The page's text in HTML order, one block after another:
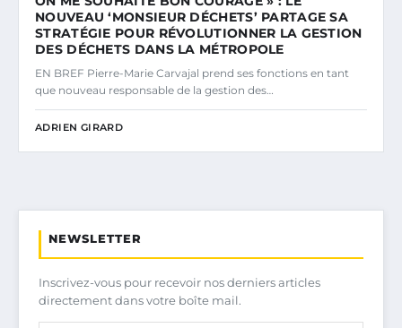
NOUVEAU ‘MONSIEUR DÉCHETS’ PARTAGE SA
STRATÉGIE POUR RÉVOLUTIONNER LA GESTION
DES DÉCHETS DANS LA MÉTROPOLE
EN BREF Pierre-Marie Carvajal prend ses fonctions en tant
que nouveau responsable de la gestion des…
ADRIEN GIRARD
NEWSLETTER
Inscrivez-vous pour recevoir nos derniers articles
directement dans votre boîte mail.